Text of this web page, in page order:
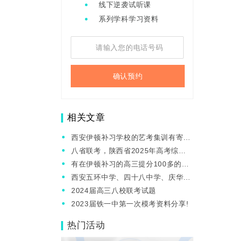
线下逆袭试听课
系列学科学习资料
确认预约
相关文章
西安伊顿补习学校的艺考集训有寄宿
吗?可以介绍一下吗?
八省联考，陕西省2025年高考综合
改革考试时间公布！
有在伊顿补习的高三提分100多的
吗?
西安五环中学、四十八中学、庆华中
学军训时间分享！
2024届高三八校联考试题
2023届铁一中第一次模考资料分享!
热门活动